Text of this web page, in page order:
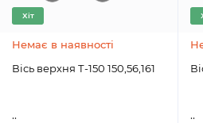
Хіт
Немає в наявності
Вісь верхня Т-150 150,56,161
.. ..